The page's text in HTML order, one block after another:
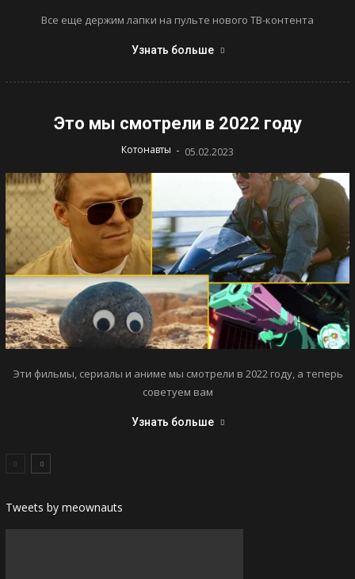
Все еще держим лапки на пульте нового ТВ-контента
Узнать больше
Это мы смотрели в 2022 году
Котонавты - 05.02.2023
Эти фильмы, сериалы и аниме мы смотрели в 2022 году, а теперь
советуем вам
Узнать больше
Tweets by meownauts